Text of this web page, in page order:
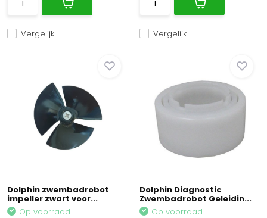
Vergelijk Vergelijk
Dolphin zwembadrobot
impeller zwart voor...
Op voorraad
Dolphin Diagnostic
Zwembadrobot Geleidin...
Op voorraad